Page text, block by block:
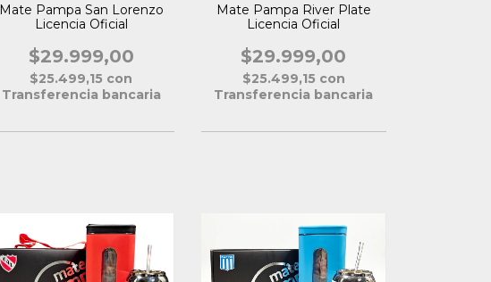
Mate Pampa San Lorenzo
Licencia Oficial
$29.999,00
$25.499,15 con
Transferencia bancaria
Mate Pampa River Plate
Licencia Oficial
$29.999,00
$25.499,15 con
Transferencia bancaria